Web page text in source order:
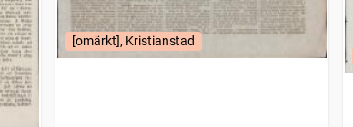
[omärkt], Kristianstad